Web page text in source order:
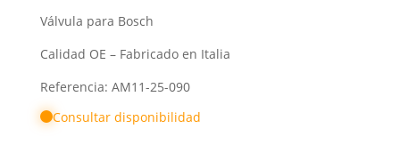
Válvula para Bosch
Calidad OE – Fabricado en Italia
Referencia: AM11-25-090
Consultar disponibilidad